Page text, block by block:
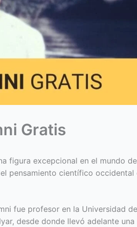
Gratis
figura excepcional en el mundo
pensamiento científico occidental
fue profesor en la Universidad de
desde donde llevó adelante una